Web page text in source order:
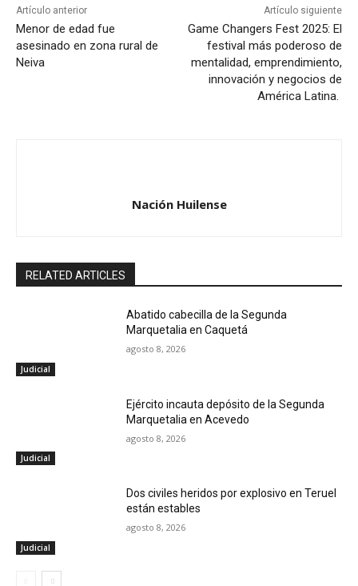
Artículo anterior
Menor de edad fue
asesinado en zona rural de
Neiva
Artículo siguiente
Game Changers Fest 2025: El
festival más poderoso de
mentalidad, emprendimiento,
innovación y negocios de
América Latina.
Nación Huilense
RELATED ARTICLES
Judicial
Abatido cabecilla de la Segunda
Marquetalia en Caquetá
agosto 8, 2026
Judicial
Ejército incauta depósito de la Segunda
Marquetalia en Acevedo
agosto 8, 2026
Judicial
Dos civiles heridos por explosivo en Teruel
están estables
agosto 8, 2026